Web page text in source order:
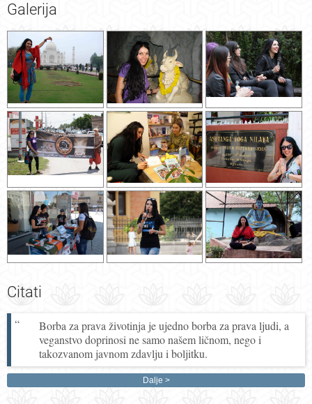
Galerija
Citati
Borba za prava životinja je ujedno borba za prava ljudi, a
veganstvo doprinosi ne samo našem ličnom, nego i
takozvanom javnom zdavlju i boljitku.
Dalje